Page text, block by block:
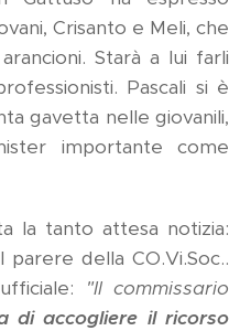
Crisanto e Meli, che
Starà a lui farli
Pascali si è
gavetta nelle giovanili,
importante come
la tanto attesa notizia:
della CO.Vi.Soc..
"Il commissario
di accogliere il ricorso